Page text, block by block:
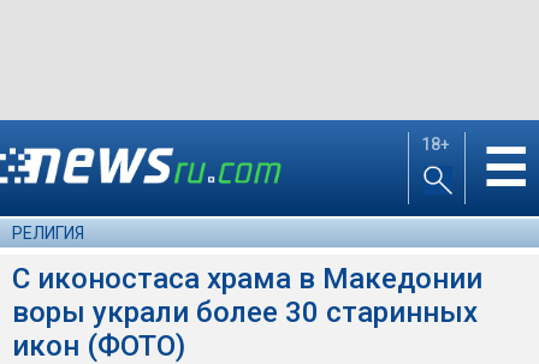
18+ ☰
РЕЛИГИЯ
C иконостаса храма в Македонии
воры украли более 30 старинных
икон (ФОТО)